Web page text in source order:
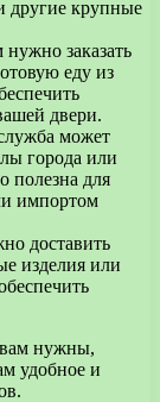
другие крупные
заказать
еду из
двери.
может
города или
полезна для
импортом
доставить
изделия или
вам нужны,
удобное и